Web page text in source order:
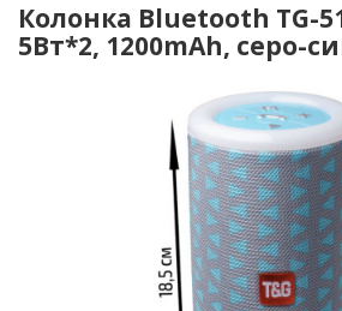
Колонка Bluetooth TG-
5Вт*2, 1200mAh, серо-